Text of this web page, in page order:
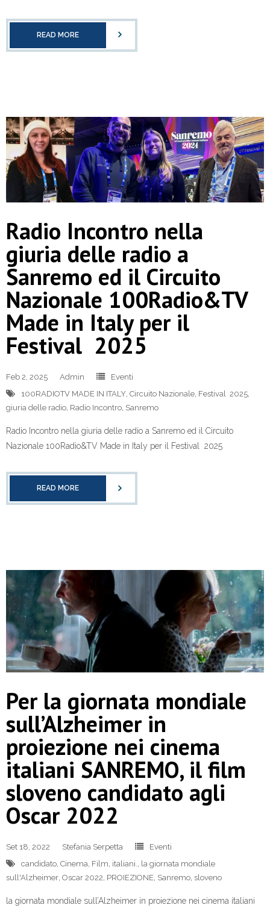
READ MORE
Radio Incontro nella
giuria delle radio a
Sanremo ed il Circuito
Nazionale 100Radio&TV
Made in Italy per il
Festival 2025
Feb 2, 2025 Admin
Eventi
100RADIOTV MADE IN ITALY, Circuito Nazionale, Festival 2025,
giuria delle radio, Radio Incontro, Sanremo
Radio Incontro nella giuria delle radio a Sanremo ed il Circuito
Nazionale 100Radio&TV Made in Italy per il Festival 2025
READ MORE
Per la giornata mondiale
sull’Alzheimer in
proiezione nei cinema
italiani SANREMO, il film
sloveno candidato agli
Oscar 2022
Set 18, 2022 Stefania Serpetta
Eventi
candidato Cinema Film italiani.
la giornata mondiale
sull'Alzheimer Oscar 2022 PROIEZIONE Sanremo sloveno
la giornata mondiale sull’Alzheimer in proiezione nei cinema italiani